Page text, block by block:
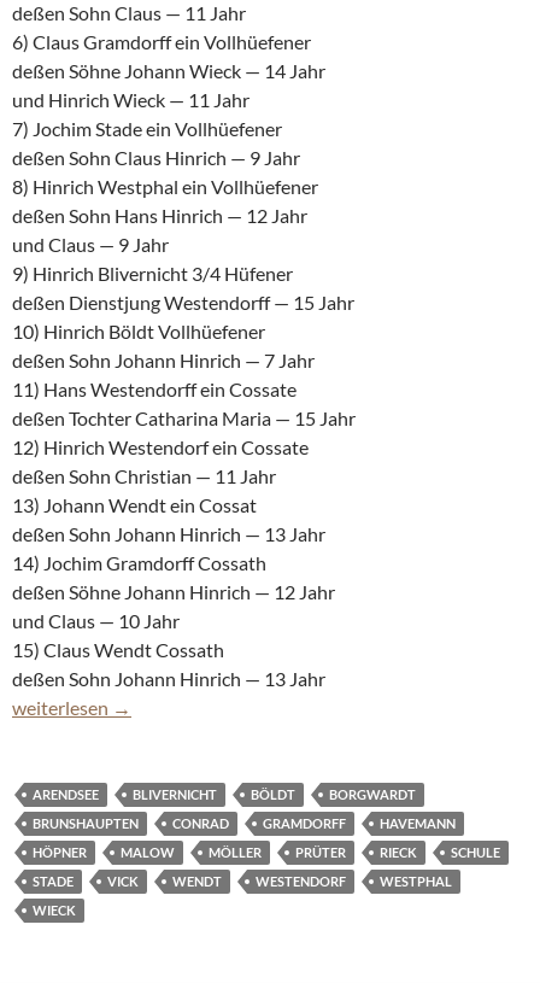
deßen Sohn Claus — 11 Jahr
6) Claus Gramdorff ein Vollhüefener
deßen Söhne Johann Wieck — 14 Jahr
und Hinrich Wieck — 11 Jahr
7) Jochim Stade ein Vollhüefener
deßen Sohn Claus Hinrich — 9 Jahr
8) Hinrich Westphal ein Vollhüefener
deßen Sohn Hans Hinrich — 12 Jahr
und Claus — 9 Jahr
9) Hinrich Blivernicht 3/4 Hüfener
deßen Dienstjung Westendorff — 15 Jahr
10) Hinrich Böldt Vollhüefener
deßen Sohn Johann Hinrich — 7 Jahr
11) Hans Westendorff ein Cossate
deßen Tochter Catharina Maria — 15 Jahr
12) Hinrich Westendorf ein Cossate
deßen Sohn Christian — 11 Jahr
13) Johann Wendt ein Cossat
deßen Sohn Johann Hinrich — 13 Jahr
14) Jochim Gramdorff Cossath
deßen Söhne Johann Hinrich — 12 Jahr
und Claus — 10 Jahr
15) Claus Wendt Cossath
deßen Sohn Johann Hinrich — 13 Jahr
Die Schulkinder in Brunshaupten im Jahr 1769
weiterlesen →
ARENDSEE BLIVERNICHT BÖLDT
BORGWARDT
BRUNSHAUPTEN
CONRAD GRAMDORFF
HAVEMANN
HÖPNER
MALOW MÖLLER PRÜTER RIECK
SCHULE
STADE
VICK WENDT WESTENDORF
WESTPHAL
WIECK